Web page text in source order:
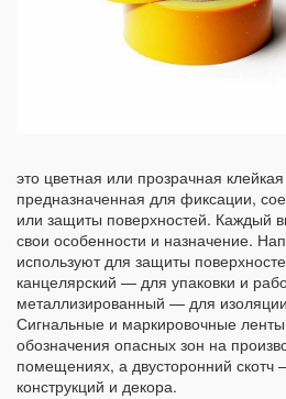
это цветная или прозрачная
предназначенная для фиксации,
или защиты поверхностей. Каждый
свои особенности и назначение.
используют для защиты
канцелярский — для упаковки и
металлизированный — для
Сигнальные и маркировочные
обозначения опасных зон на
помещениях, а двусторонний скотч
конструкций и декора.